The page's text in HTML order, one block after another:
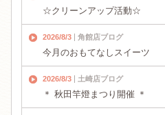
☆クリーンアップ活動☆
2026/8/3 角館店ブログ
今月のおもてなしスイーツ
2026/8/3 土崎店ブログ
＊ 秋田竿燈まつり開催 ＊